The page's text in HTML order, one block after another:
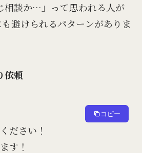
相談か…」って思われる人が
避けられるパターンがありま
依頼
ださい！
コピー